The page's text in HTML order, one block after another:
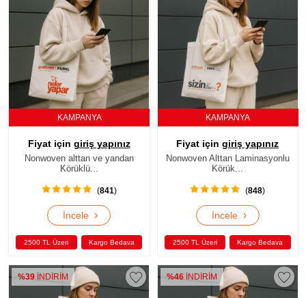
KAMPANYA
Fiyat için giriş yapınız
Nonwoven alttan ve yandan
Körüklü...
(841)
İncele ›
2500 TL Üzeri Kargo Bedava
KAMPANYA
Fiyat için giriş yapınız
Nonwoven Alttan Laminasyonlu
Körük...
(848)
İncele ›
2500 TL Üzeri Kargo Bedava
%39 İNDİRİM %46İNDİRİM